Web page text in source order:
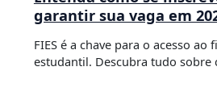
garantir sua vaga em
FIES é a chave para o acesso ao
estudantil. Descubra tudo sobre